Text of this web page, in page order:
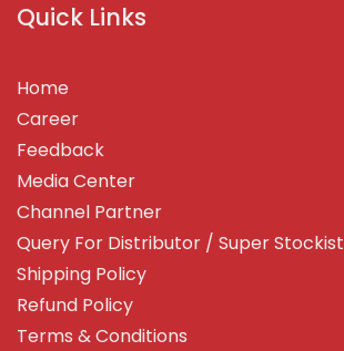
Quick Links
Home
Career
Feedback
Media Center
Channel Partner
Query For Distributor / Super Stockist
Shipping Policy
Refund Policy
Terms & Conditions